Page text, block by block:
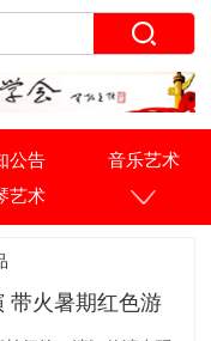
公告
音乐艺术
艺术
带火暑期红色游